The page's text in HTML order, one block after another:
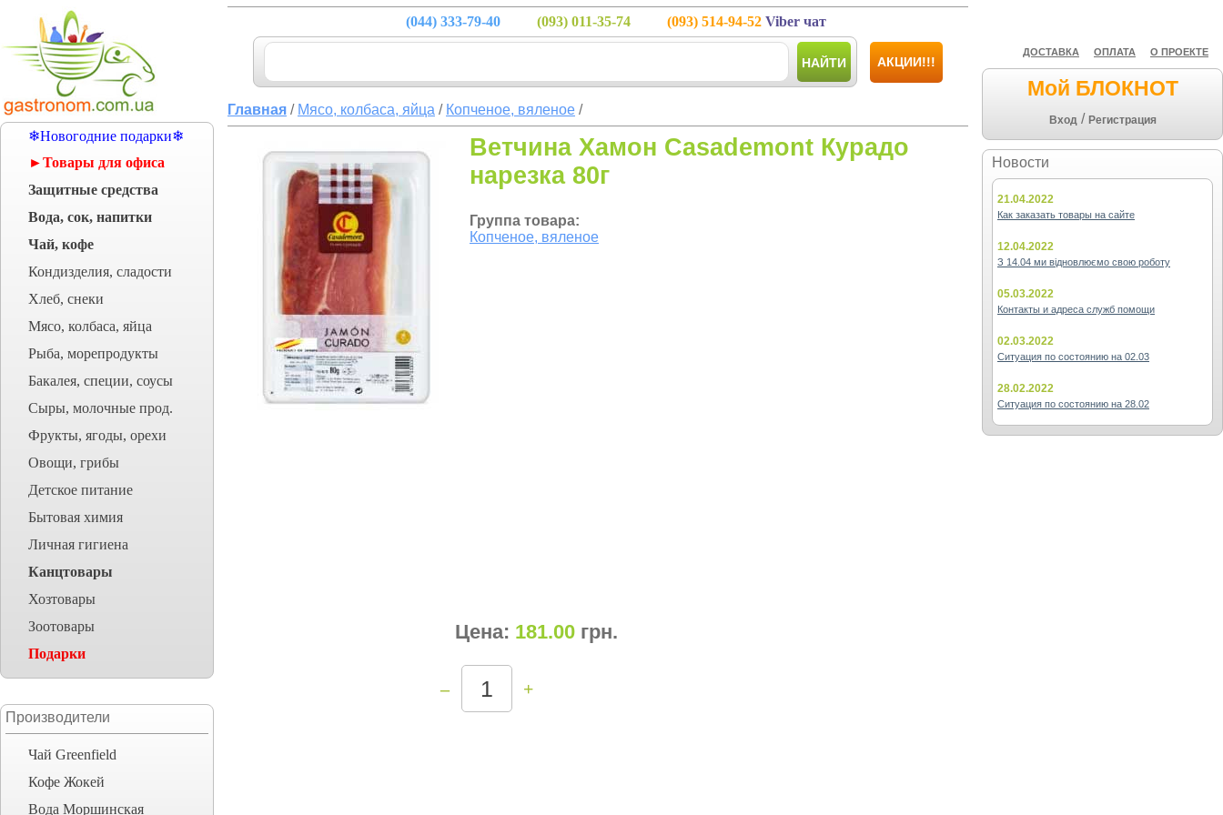
❄Новогодние подарки❄
►Товары для офиса
Защитные средства
Вода, сок, напитки
Чай, кофе
Кондизделия, сладости
Хлеб, снеки
Мясо, колбаса, яйца
Рыба, морепродукты
Бакалея, специи, соусы
Сыры, молочные прод.
Фрукты, ягоды, орехи
Овощи, грибы
Детское питание
Бытовая химия
Личная гигиена
Канцтовары
Хозтовары
Зоотовары
Подарки
Производители
Чай Greenfield
Кофе Жокей
Вода Моршинская
ДОСТАВКА ОПЛАТА О ПРОЕКТЕ
Мой БЛОКНОТ
Вход / Регистрация
Новости
21.04.2022
Как заказать товары на сайте
12.04.2022
З 14.04 ми відновлюємо свою роботу
05.03.2022
Контакты и адреса служб помощи
02.03.2022
Ситуация по состоянию на 02.03
28.02.2022
Ситуация по состоянию на 28.02
(044) 333-79-40 (093) 011-35-74 (093) 514-94-52 Viber чат
НАЙТИ АКЦИИ!!!
Главная / Мясо, колбаса, яйца / Копченое, вяленое /
Ветчина Хамон Casademont Курадо
нарезка 80г
Группа товара:
Копченое, вяленое
Цена: 181.00 грн.
– +